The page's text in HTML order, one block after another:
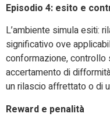
Episodio 4: esito e
L’ambiente simula esiti:
significativo ove
conformazione,
accertamento di
un rilascio affrettato o di
Reward e penalità